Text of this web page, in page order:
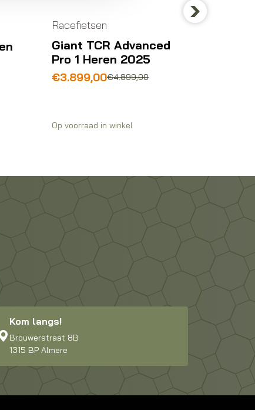
Racefietsen
Giant TCR Advanced
Pro 1 Heren 2025
€4.899,00
Oorspronkelijke
€3.899,00
Huidige
Op voorraad in winkel
Kom langs!
Brouwerstraat 8B
1315 BP Almere